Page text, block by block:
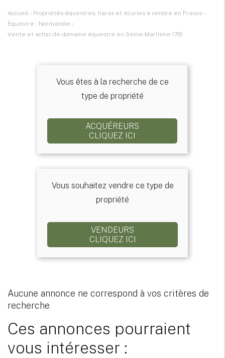
Accueil › Propriétés équestres, haras et écuries à vendre en France ›
Équestre : Normandie ›
Vente et achat de domaine équestre en Seine-Maritime (76)
Vous êtes à la recherche de ce
type de propriété
ACQUÉREURS
CLIQUEZ ICI
Vous souhaitez vendre ce type de
propriété
VENDEURS
CLIQUEZ ICI
Aucune annonce ne correspond à vos critères de
recherche
Ces annonces pourraient
vous intéresser :